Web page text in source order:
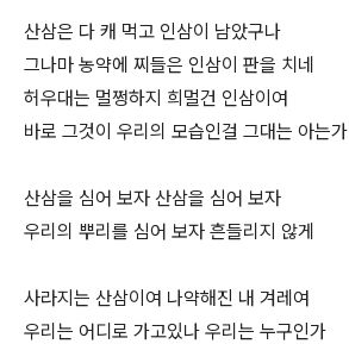
산삼은 다 캐 먹고 인삼이 남았구나
그나마 농약에 찌들은 인삼이 판을 치네
허우대는 멀쩡하지 희멀건 인삼이여
바로 그것이 우리의 모습인걸 그대는 아는가
산삼을 심어 보자 산삼을 심어 보자
우리의 뿌리를 심어 보자 흔들리지 않게
사라지는 산삼이여 나약해진 내 겨레여
우리는 어디로 가고있나 우리는 누구인가